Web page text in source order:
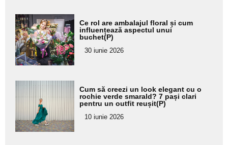
Adaugă
aici textul
pentru
subtitlu
Ce rol are ambalajul floral și cum
influențează aspectul unui
buchet(P)
30 iunie 2026
Adaugă
aici textul
pentru
subtitlu
Cum să creezi un look elegant cu o
rochie verde smarald? 7 pași clari
pentru un outfit reușit(P)
10 iunie 2026